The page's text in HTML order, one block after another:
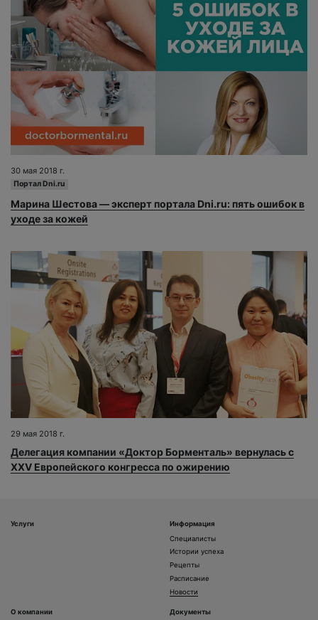
30 мая 2018 г.
Портал Dni.ru
Марина Шестова — эксперт портала Dni.ru: пять ошибок в
уходе за кожей
29 мая 2018 г.
Делегация компании «Доктор Борменталь» вернулась с
XXV Европейского конгресса по ожирению
Услуги
Информация
Специалисты
Истории успеха
Рецепты
Расписание
Новости
О компании Документы